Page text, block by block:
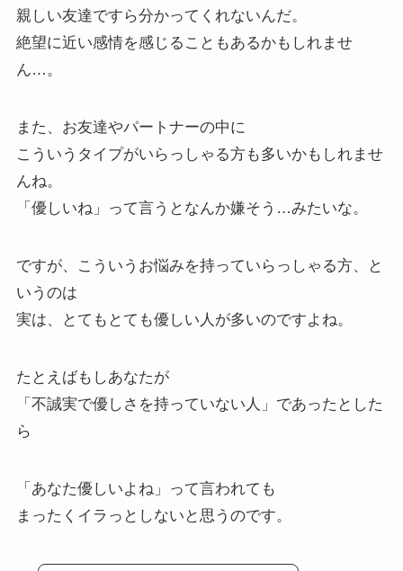
親しい友達ですら分かってくれないんだ。
絶望に近い感情を感じることもあるかもしれませ
ん…。
また、お友達やパートナーの中に
こういうタイプがいらっしゃる方も多いかもしれませ
んね。
「優しいね」って言うとなんか嫌そう…みたいな。
ですが、こういうお悩みを持っていらっしゃる方、と
いうのは
実は、とてもとても優しい人が多いのですよね。
たとえばもしあなたが
「不誠実で優しさを持っていない人」であったとした
ら
「あなた優しいよね」って言われても
まったくイラっとしないと思うのです。